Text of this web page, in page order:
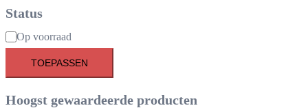
Status
Beschikbaarheid
Op voorraad
TOEPASSEN
Hoogst gewaardeerde producten